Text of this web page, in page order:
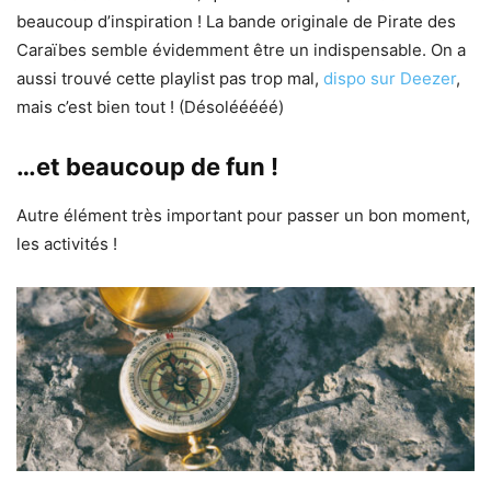
beaucoup d’inspiration ! La bande originale de Pirate des
Caraïbes semble évidemment être un indispensable. On a
aussi trouvé cette playlist pas trop mal, dispo sur Deezer,
mais c’est bien tout ! (Désolééééé)
…et beaucoup de fun !
Autre élément très important pour passer un bon moment,
les activités !